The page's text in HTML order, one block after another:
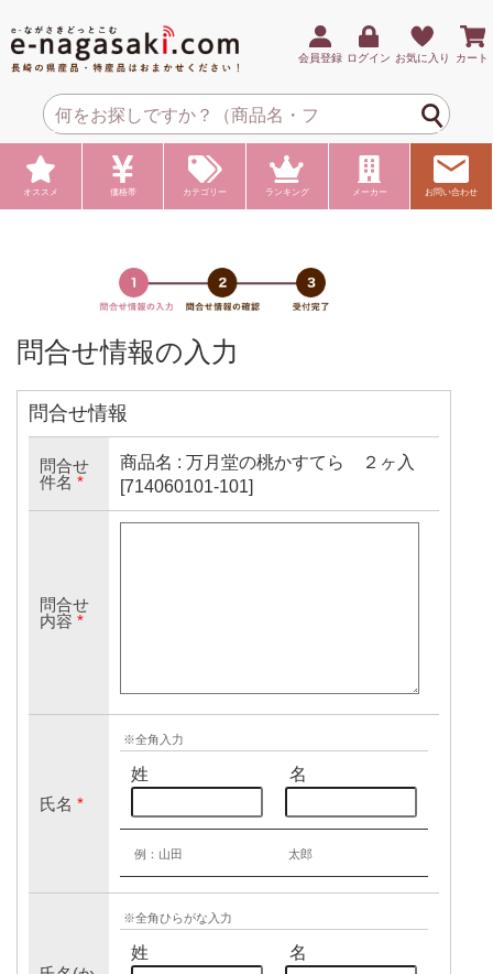
会員登録 ログイン お気に入り カート
オススメ 価格帯 カテゴリー ランキング メーカー お問い合わせ
問合せ情報の入力
問合せ情報
問合せ
件名 *
商品名 : 万月堂の桃かすてら ２ヶ入
[714060101-101]
問合せ
内容 *
氏名 *
※全角入力
姓 名
例：山田 太郎
※全角ひらがな入力
姓 名